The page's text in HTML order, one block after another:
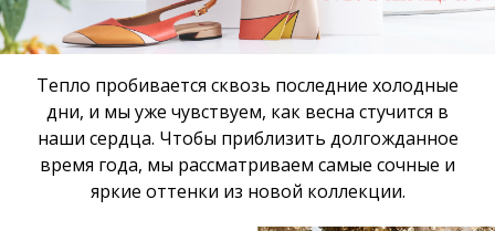
Тепло пробивается сквозь последние холодные
дни, и мы уже чувствуем, как весна стучится в
наши сердца. Чтобы приблизить долгожданное
время года, мы рассматриваем самые сочные и
яркие оттенки из новой коллекции.